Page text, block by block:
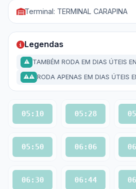
Terminal: TERMINAL CARAPINA
Legendas
⚠ TAMBÉM RODA EM DIAS ÚTEIS
⚠⚠ RODA APENAS EM DIAS ÚTEIS
05:10 05:28
05:50 06:06
06:30 06:44